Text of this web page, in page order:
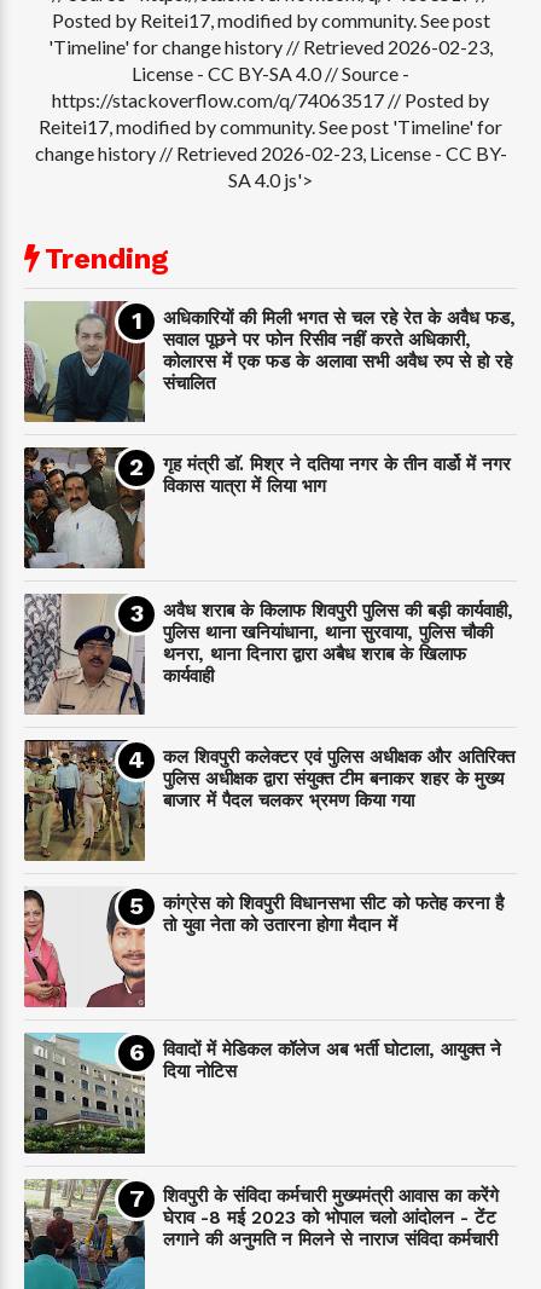
Posted by Reitei17, modified by community. See post
'Timeline' for change history // Retrieved 2026-02-23,
License - CC BY-SA 4.0// Source -
https://stackoverflow.com/q/74063517 // Posted by
Reitei17, modified by community. See post 'Timeline' for
change history // Retrieved 2026-02-23, License - CC BY-
SA 4.0 js'>
Trending
अधिकारियों की मिली भगत से चल रहे रेत के अवैध फड,
सवाल पूछने पर फोन रिसीव नहीं करते अधिकारी,
कोलारस में एक फड के अलावा सभी अवैध रुप से हो रहे
संचालित
गृह मंत्री डाॅ. मिश्र ने दतिया नगर के तीन वार्डो में नगर
विकास यात्रा में लिया भाग
अवैध शराब के किलाफ शिवपुरी पुलिस की बड़ी कार्यवाही,
पुलिस थाना खनियांधाना, थाना सुरवाया, पुलिस चौकी
थनरा, थाना दिनारा द्वारा अबैध शराब के खिलाफ
कार्यवाही
कल शिवपुरी कलेक्टर एवं पुलिस अधीक्षक और अतिरिक्त
पुलिस अधीक्षक द्वारा संयुक्त टीम बनाकर शहर के मुख्य
बाजार में पैदल चलकर भ्रमण किया गया
कांग्रेस को शिवपुरी विधानसभा सीट को फतेह करना है
तो युवा नेता को उतारना होगा मैदान में
विवादों में मेडिकल कॉलेज अब भर्ती घोटाला, आयुक्त ने
दिया नोटिस
शिवपुरी के संविदा कर्मचारी मुख्यमंत्री आवास का करेंगे
घेराव -8 मई 2023 को भोपाल चलो आंदोलन - टेंट
लगाने की अनुमति न मिलने से नाराज संविदा कर्मचारी